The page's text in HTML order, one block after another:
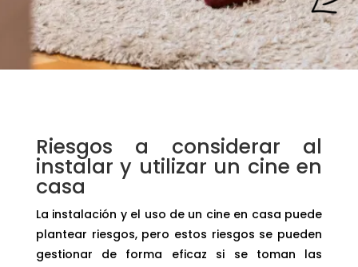
Riesgos a considerar al
instalar y utilizar un cine en
casa
La instalación y el uso de un cine en casa puede
plantear riesgos, pero estos riesgos se pueden
gestionar de forma eficaz si se toman las